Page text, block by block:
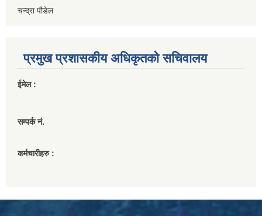
चन्द्रा पौडेल
प्रमुख प्रशासकीय अधिकृतको सचिवालय
ईमेल :
सम्पर्क नं.
कर्मचारीहरु :